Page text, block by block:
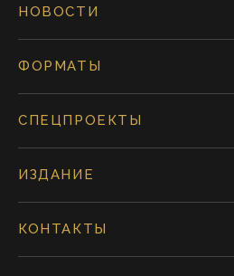
НОВОСТИ
ФОРМАТЫ
СПЕЦПРОЕКТЫ
ИЗДАНИЕ
КОНТАКТЫ